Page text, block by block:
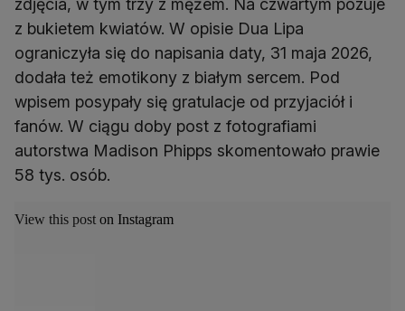
zdjęcia, w tym trzy z mężem. Na czwartym pozuje
z bukietem kwiatów. W opisie Dua Lipa
ograniczyła się do napisania daty, 31 maja 2026,
dodała też emotikony z białym sercem. Pod
wpisem posypały się gratulacje od przyjaciół i
fanów. W ciągu doby post z fotografiami
autorstwa Madison Phipps skomentowało prawie
58 tys. osób.
View this post on Instagram